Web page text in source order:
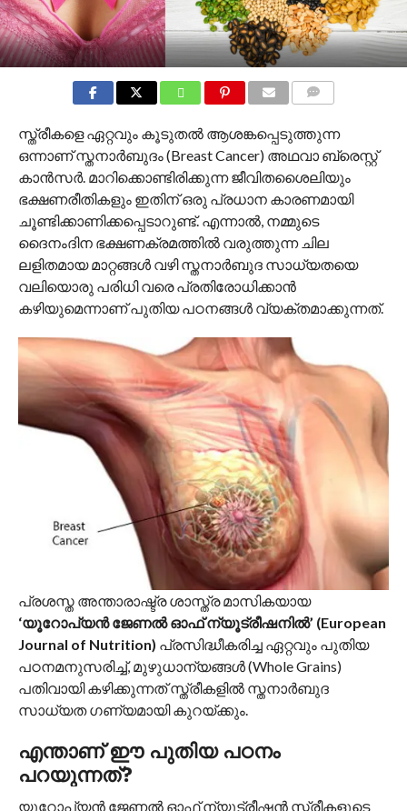
സ്ത്രീകളെ ഏറ്റവും കൂടുതൽ ആശങ്കപ്പെടുത്തുന്ന
ഒന്നാണ് സ്തനാർബുദം (Breast Cancer) അഥവാ ബ്രെസ്റ്റ്
കാൻസർ. മാറിക്കൊണ്ടിരിക്കുന്ന ജീവിതശൈലിയും
ഭക്ഷണരീതികളും ഇതിന് ഒരു പ്രധാന കാരണമായി
ചൂണ്ടിക്കാണിക്കപ്പെടാറുണ്ട്. എന്നാൽ, നമ്മുടെ
ദൈനംദിന ഭക്ഷണക്രമത്തിൽ വരുത്തുന്ന ചില
ലളിതമായ മാറ്റങ്ങൾ വഴി സ്തനാർബുദ സാധ്യതയെ
വലിയൊരു പരിധി വരെ പ്രതിരോധിക്കാൻ
കഴിയുമെന്നാണ് പുതിയ പഠനങ്ങൾ വ്യക്തമാക്കുന്നത്.
പ്രശസ്ത അന്താരാഷ്ട്ര ശാസ്ത്ര മാസികയായ
‘യൂറോപ്യൻ ജേണൽ ഓഫ് ന്യൂട്രീഷനിൽ’ (European
Journal of Nutrition) പ്രസിദ്ധീകരിച്ച ഏറ്റവും പുതിയ
പഠനമനുസരിച്ച്, മുഴുധാന്യങ്ങൾ (Whole Grains)
പതിവായി കഴിക്കുന്നത് സ്ത്രീകളിൽ സ്തനാർബുദ
സാധ്യത ഗണ്യമായി കുറയ്ക്കും.
എന്താണ് ഈ പുതിയ പഠനം
പറയുന്നത്?
യൂറോപ്യൻ ജേണൽ ഓഫ് ന്യൂട്രീഷൻ സ്ത്രീകളുടെ